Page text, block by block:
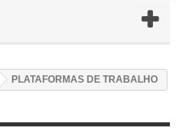
PLATAFORMAS DE TRABALHO